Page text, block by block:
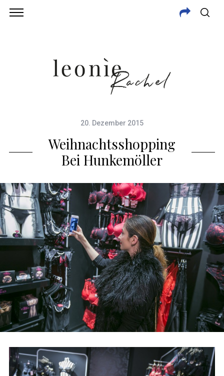
20. Dezember 2015
Weihnachtsshopping
Bei Hunkemöller